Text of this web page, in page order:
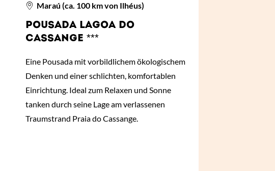
Maraú (ca. 100 km von Ilhéus)
POUSADA LAGOA DO
CASSANGE ***
Eine Pousada mit vorbildlichem ökologischem
Denken und einer schlichten, komfortablen
Einrichtung. Ideal zum Relaxen und Sonne
tanken durch seine Lage am verlassenen
Traumstrand Praia do Cassange.